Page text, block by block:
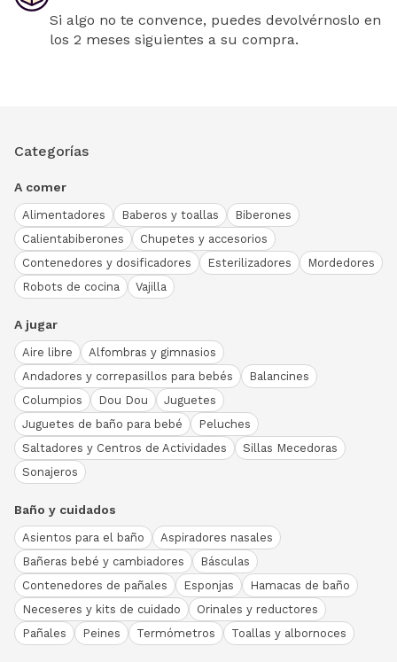
Si algo no te convence, puedes devolvérnoslo en
los 2 meses siguientes a su compra.
Categorías
A comer
Alimentadores Baberos y toallas
Biberones
Calientabiberones
Chupetes y accesorios
Contenedores y dosificadores
Esterilizadores
Mordedores
Robots de cocina
Vajilla
A jugar
Aire libre
Alfombras y gimnasios
Andadores y correpasillos para bebés
Balancines
Columpios
Dou Dou
Juguetes
Juguetes de baño para bebé
Peluches
Saltadores y Centros de Actividades
Sillas Mecedoras
Sonajeros
Baño y cuidados
Asientos para el baño
Aspiradores nasales
Bañeras bebé y cambiadores
Básculas
Contenedores de pañales
Esponjas
Hamacas de baño
Neceseres y kits de cuidado
Orinales y reductores
Pañales
Peines Termómetros Toallas y albornoces